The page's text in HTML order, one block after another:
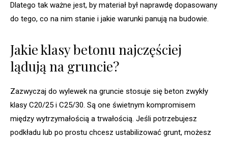
Dlatego tak ważne jest, by materiał był naprawdę dopasowany
do tego, co na nim stanie i jakie warunki panują na budowie.
Jakie klasy betonu najczęściej
lądują na gruncie?
Zazwyczaj do wylewek na gruncie stosuje się beton zwykły
klasy C20/25 i C25/30. Są one świetnym kompromisem
między wytrzymałością a trwałością. Jeśli potrzebujesz
podkładu lub po prostu chcesz ustabilizować grunt, możesz